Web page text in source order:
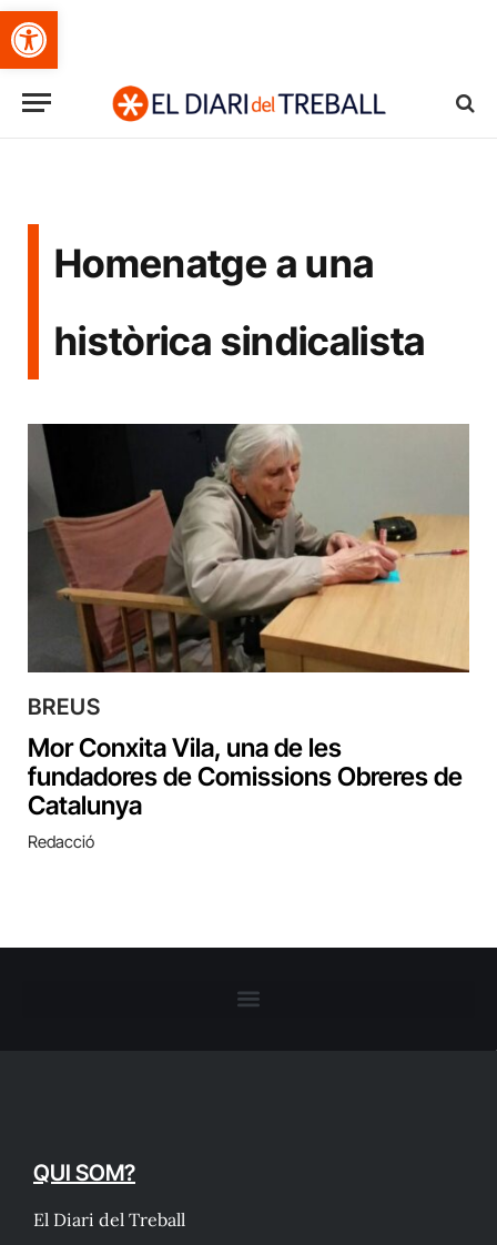
Obre la barra d'eines
Homenatge a una
històrica sindicalista
BREUS
Mor Conxita Vila, una de les
fundadores de Comissions Obreres de
Catalunya
Redacció
QUI SOM?
El Diari del Treball